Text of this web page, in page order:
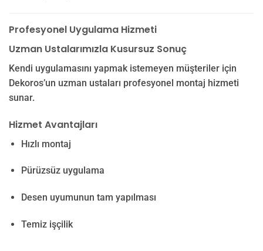
Profesyonel Uygulama Hizmeti
Uzman Ustalarımızla Kusursuz Sonuç
Kendi uygulamasını yapmak istemeyen müşteriler için
Dekoros’un uzman ustaları profesyonel montaj hizmeti
sunar.
Hizmet Avantajları
Hızlı montaj
Pürüzsüz uygulama
Desen uyumunun tam yapılması
Temiz işçilik